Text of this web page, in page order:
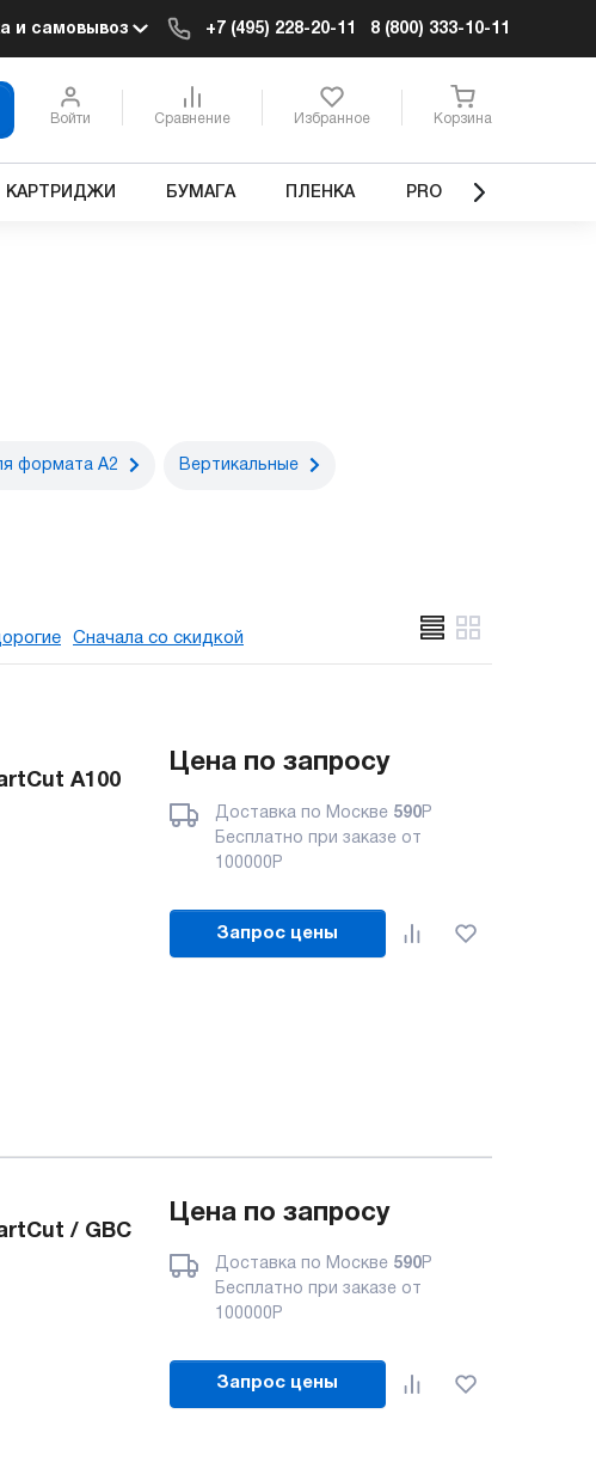
и самовывоз +7 (495) 228-20-11 8 (800) 333-10-11
Войти Сравнение Избранное Корзина
КАРТРИДЖИ БУМАГА ПЛЕНКА PRO
формата А2 Вертикальные
Сначала со скидкой
A100
Цена по запросу
Доставка по Москве 590Р
Бесплатно при заказе от
100000 Р
Запрос цены
/ GBC
Цена по запросу
Доставка по Москве 590Р
Бесплатно при заказе от
100000 Р
Запрос цены